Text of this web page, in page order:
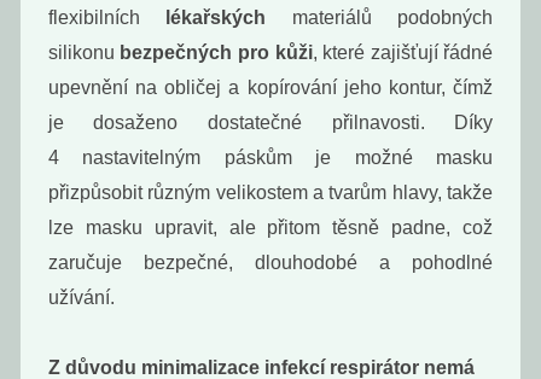
Deodorant
pomeranč &
eukalyptus
229Kč
Deodorant tea
tree and...
229Kč
flexibilních lékařských materiálů podobných
silikonu bezpečných pro kůži, které zajišťují řádné
upevnění na obličej a kopírování jeho kontur, čímž
je dosaženo dostatečné přilnavosti. Díky
4 nastavitelným páskům je možné masku
přizpůsobit různým velikostem a tvarům hlavy, takže
lze masku upravit, ale přitom těsně padne, což
zaručuje bezpečné, dlouhodobé a pohodlné
užívání.
Z důvodu minimalizace infekcí respirátor nemá